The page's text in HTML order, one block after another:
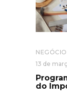
13 de
do